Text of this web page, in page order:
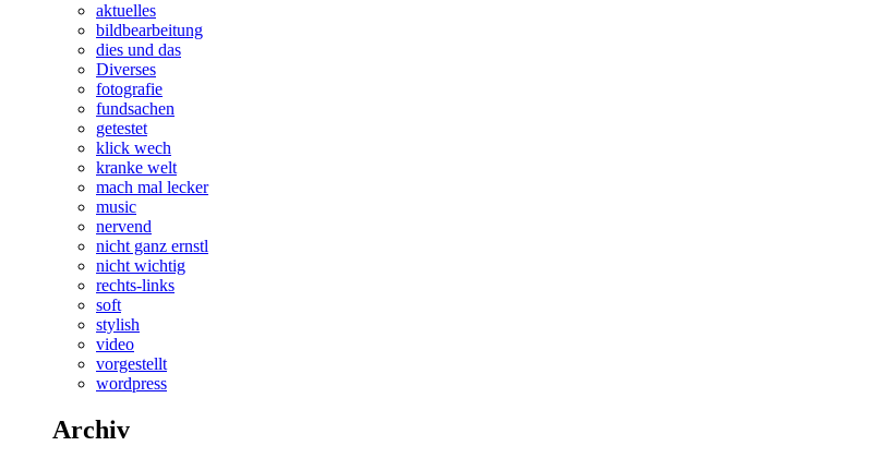
aktuelles
bildbearbeitung
dies und das
Diverses
fotografie
fundsachen
getestet
klick wech
kranke welt
mach mal lecker
music
nervend
nicht ganz ernstl
nicht wichtig
rechts-links
soft
stylish
video
vorgestellt
wordpress
Archiv